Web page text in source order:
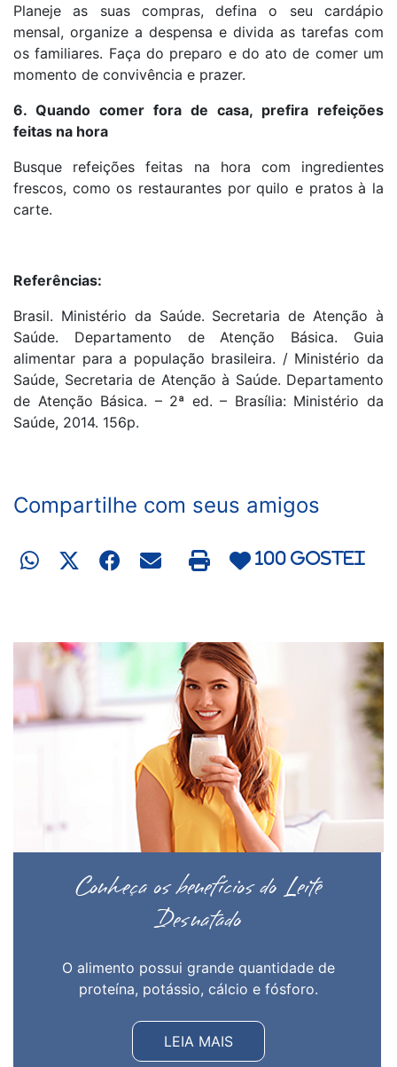
Planeje as suas compras, defina o seu cardápio
mensal, organize a despensa e divida as tarefas com
os familiares. Faça do preparo e do ato de comer um
momento de convivência e prazer.
6. Quando comer fora de casa, prefira refeições
feitas na hora
Busque refeições feitas na hora com ingredientes
frescos, como os restaurantes por quilo e pratos à la
carte.
Referências:
Brasil. Ministério da Saúde. Secretaria de Atenção à
Saúde. Departamento de Atenção Básica. Guia
alimentar para a população brasileira. / Ministério da
Saúde, Secretaria de Atenção à Saúde. Departamento
de Atenção Básica. – 2ª ed. – Brasília: Ministério da
Saúde, 2014. 156p.
Compartilhe com seus amigos
100 gostei
Conheça os benefícios do Leite
Desnatado
O alimento possui grande quantidade de
proteína, potássio, cálcio e fósforo.
LEIA MAIS